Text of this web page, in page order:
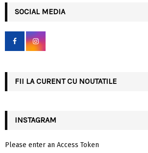
h
f
r
SOCIAL MEDIA
FII LA CURENT CU NOUTATILE
INSTAGRAM
Please enter an Access Token